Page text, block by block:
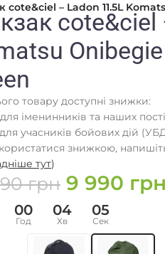
cote&ciel – Ladon 11.5L
cote&ciel
товару доступні знижки:
іменинників та наших
для учасників бойових дій
знижкою,
тут)
грн 9 990 грн
00
Год
04
Хв
05
Сек